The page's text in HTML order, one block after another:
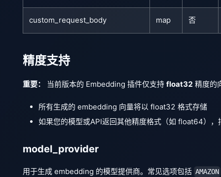
custom_request_body map 否
精度支持
重要： 当前版本的 Embedding 插件仅支持 float32 精度的
所有生成的 embedding 向量将以 float32 格式存储
如果您的模型或API返回其他精度格式（如 float64）
model_provider
用于生成 embedding 的模型提供商。常见选项包括 AMAZON